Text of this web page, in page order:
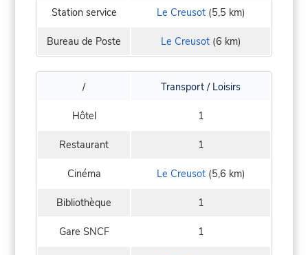
Station service Le Creusot(5,5 km)
Bureau de Poste Le Creusot(6 km)
/ Transport / Loisirs
Hôtel 1
Restaurant 1
Cinéma Le Creusot(5,6 km)
Bibliothèque 1
Gare SNCF 1